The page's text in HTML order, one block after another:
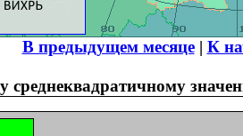
В предыдущем месяце| К
среднеквадратичному